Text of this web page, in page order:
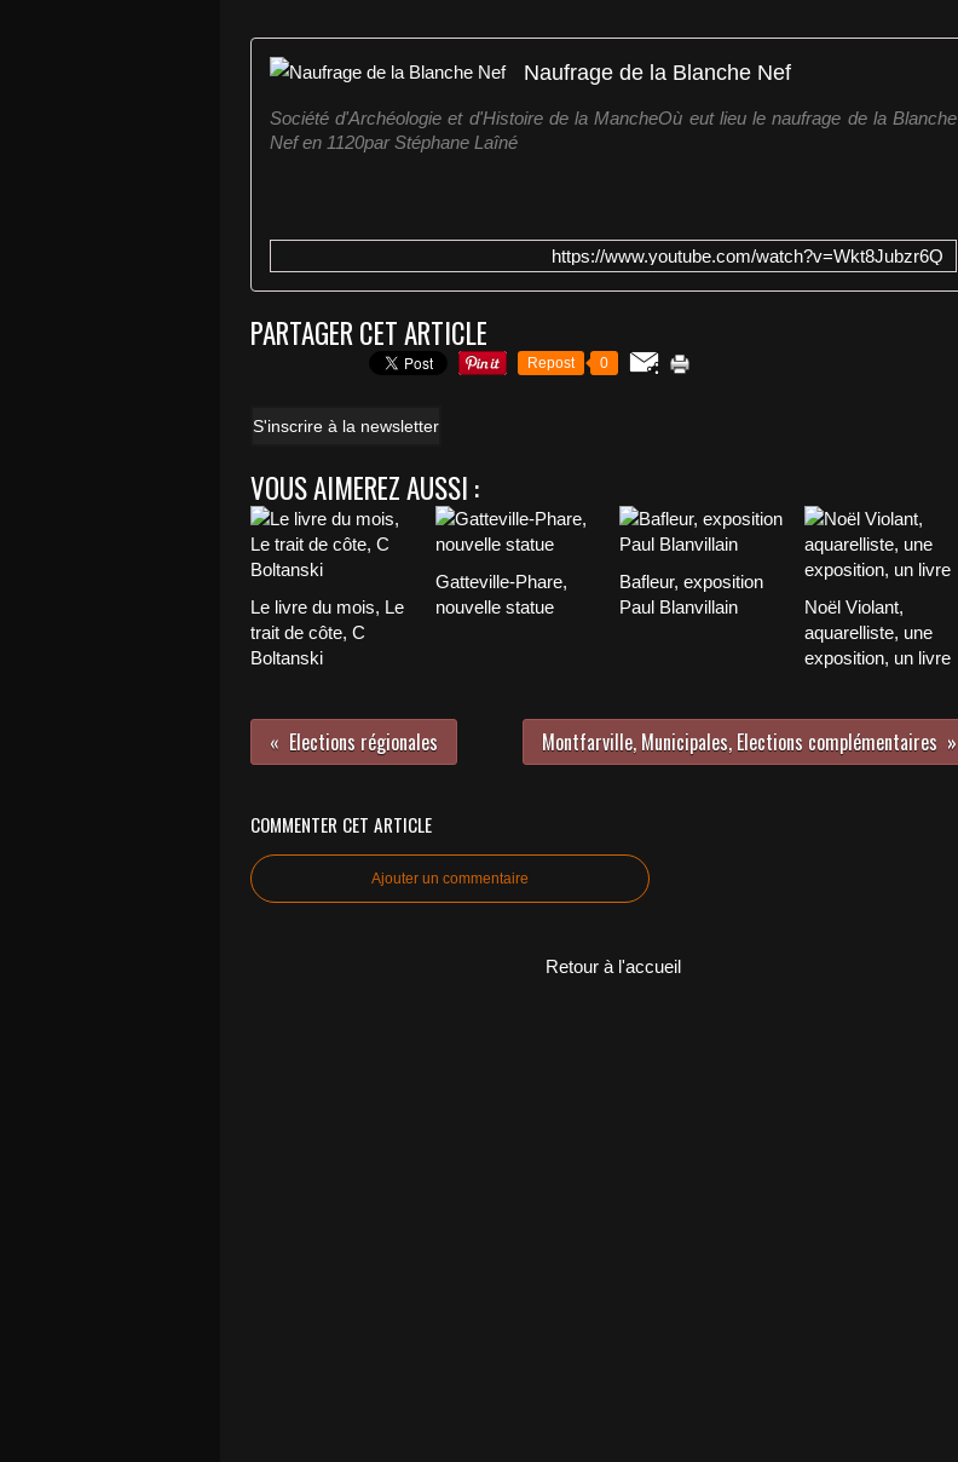
Naufrage de la Blanche Nef
Société d'Archéologie et d'Histoire de la MancheOù eut lieu le naufrage de la Blanche
Nef en 1120par Stéphane Laîné
https://www.youtube.com/watch?v=Wkt8Jubzr6Q
PARTAGER CET ARTICLE
Repost 0
S'inscrire à la newsletter
VOUS AIMEREZ AUSSI :
Le livre du mois, Le
trait de côte, C
Boltanski
Gatteville-Phare,
nouvelle statue
Bafleur, exposition
Paul Blanvillain
Noël Violant,
aquarelliste, une
exposition, un livre
Elections régionales Montfarville, Municipales, Elections complémentaires
COMMENTER CET ARTICLE
Ajouter un commentaire
Retour à l'accueil